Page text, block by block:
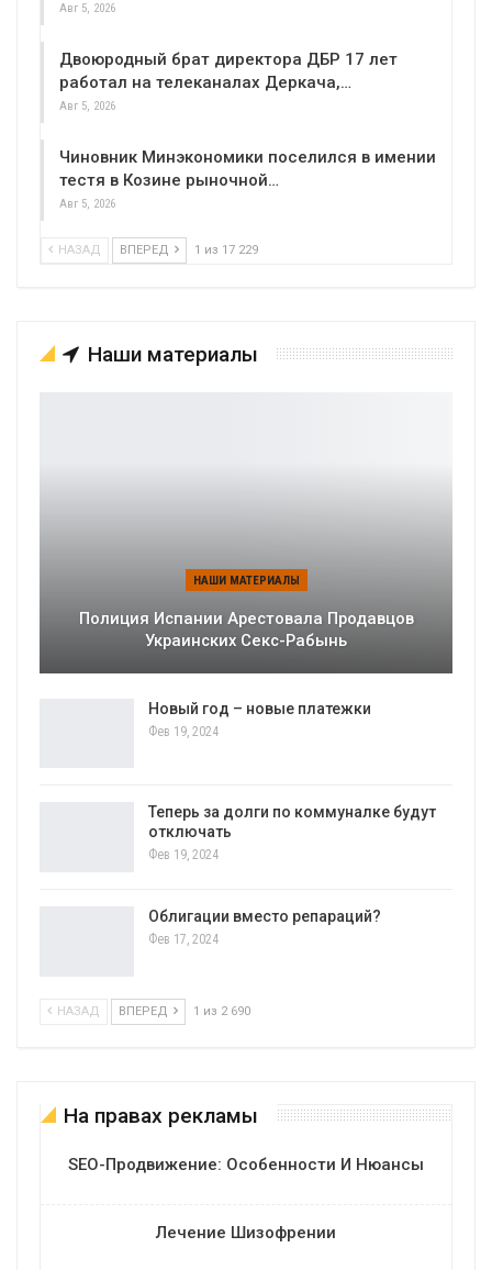
Авг 5, 2026
Двоюродный брат директора ДБР 17 лет
работал на телеканалах Деркача,…
Авг 5, 2026
Чиновник Минэкономики поселился в имении
тестя в Козине рыночной…
Авг 5, 2026
НАЗАД ВПЕРЕД 1 из 17 229
Наши материалы
НАШИ МАТЕРИАЛЫ
Полиция Испании Арестовала Продавцов
Украинских Секс-Рабынь
Новый год – новые платежки
Фев 19, 2024
Теперь за долги по коммуналке будут
отключать
Фев 19, 2024
Облигации вместо репараций?
Фев 17, 2024
НАЗАД ВПЕРЕД 1 из 2 690
На правах рекламы
SEO-Продвижение: Особенности И Нюансы
Лечение Шизофрении